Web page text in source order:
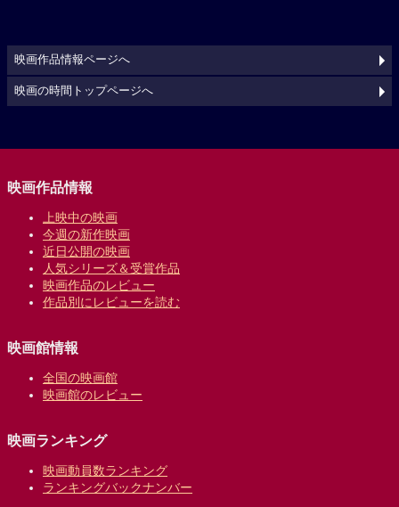
映画作品情報ページへ
映画の時間トップページへ
映画作品情報
上映中の映画
今週の新作映画
近日公開の映画
人気シリーズ＆受賞作品
映画作品のレビュー
作品別にレビューを読む
映画館情報
全国の映画館
映画館のレビュー
映画ランキング
映画動員数ランキング
ランキングバックナンバー